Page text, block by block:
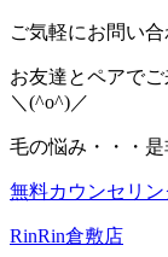
ご気軽にお問い
お友達とペアで
＼(^o^)／
毛の悩み・・・
無料カウンセリ
RinRin倉敷店